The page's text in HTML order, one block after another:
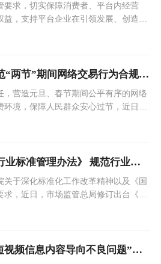
要求，切实保障消费者、平台内经营
，支持平台企业在引领发展、创造就
市场监管总局召开规范“两节”期间网络交易行为合规推进会
，营造元旦、春节期间公平有序的网络
境，保障人民群众安心过节，近日，
法权益。
市场监管总局出台《行业标准管理办法》 规范行业标准管理促进公平竞争
关于深化标准化工作改革精神以及《国
求，近日，市场监管总局修订出台《行
《办法》），将于2024年6月1日起正
关于开展“清朗·整治短视频信息内容导向不良问题”专项行动的通知